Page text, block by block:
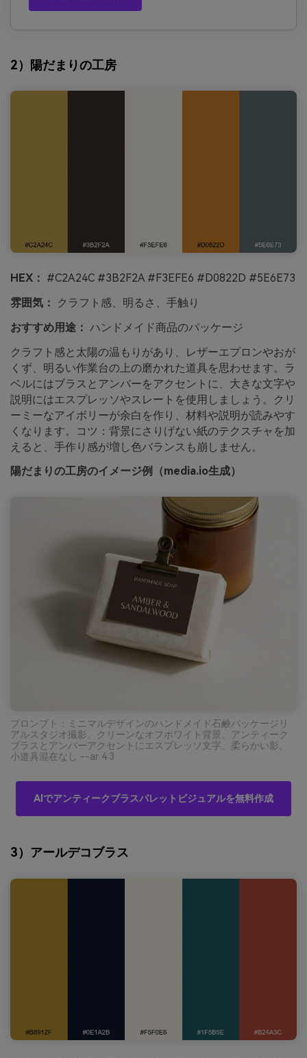
2）陽だまりの工房
HEX： #C2A24C #3B2F2A #F3EFE6 #D0822D #5E6E73
雰囲気：
クラフト感、明るさ、手触り
おすすめ用途： ハンドメイド商品のパッケージ
クラフト感と太陽の温もりがあり、レザーエプロンやおが
くず、明るい作業台の上の磨かれた道具を思わせます。ラ
ベルにはブラスとアンバーをアクセントに、大きな文字や
説明にはエスプレッソやスレートを使用しましょう。クリ
ーミーなアイボリーが余白を作り、材料や説明が読みやす
くなります。コツ：背景にさりげない紙のテクスチャを加
えると、手作り感が増し色バランスも崩しません。
陽だまりの工房のイメージ例（media.io生成）
プロンプト：ミニマルデザインのハンドメイド石鹸パッケージリ
アルスタジオ撮影、クリーンなオフホワイト背景、アンティーク
ブラスとアンバーアクセントにエスプレッソ文字、柔らかい影、
小道具混在なし --ar 4:3
AIでアンティークブラスパレットビジュアルを無料作成
3）アールデコブラス